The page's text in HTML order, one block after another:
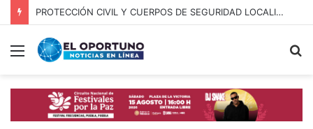
PROTECCIÓN CIVIL Y CUERPOS DE SEGURIDAD LOCALIZAN A OFICIAL DE OCOYUCAN
Menú